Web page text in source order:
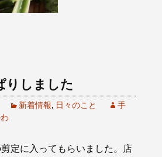
りしました
新着情報, 日々のこと
手
定に入ってもらいました。店